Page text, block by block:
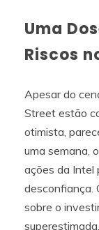
Uma
Riscos
Apesar do
Street estão
otimista,
uma semana,
ações da Intel
desconfiança.
sobre o